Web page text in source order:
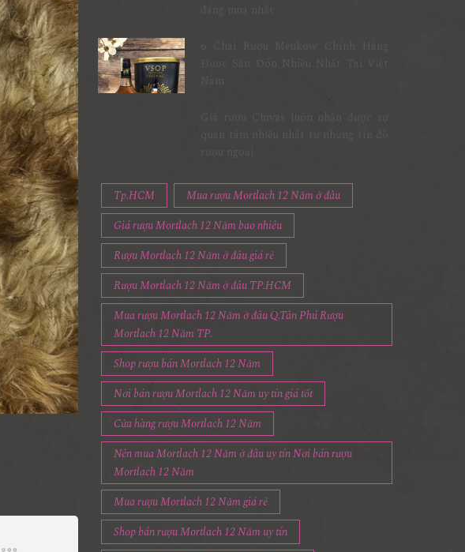
Tp.HCM
Mua rượu Mortlach 12 Năm ở đâu
Giá rượu Mortlach 12 Năm bao nhiêu
Rượu Mortlach 12 Năm ở đâu giá rẻ
Rượu Mortlach 12 Năm ở đâu TP.HCM
Mua rượu Mortlach 12 Năm ở đâu Q.Tân Phú Rượu
Mortlach 12 Năm TP.
Shop rượu bán Mortlach 12 Năm
Nơi bán rượu Mortlach 12 Năm uy tín giá tốt
Cửa hàng rượu Mortlach 12 Năm
Nên mua Mortlach 12 Năm ở đâu uy tín Nơi bán rượu
Mortlach 12 Năm
Mua rượu Mortlach 12 Năm giá rẻ
Shop bán rượu Mortlach 12 Năm uy tín